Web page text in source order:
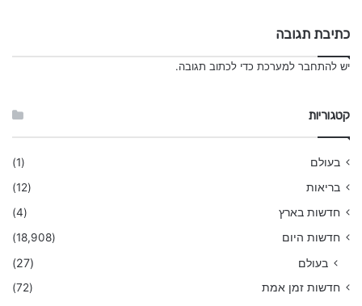
כתיבת תגובה
יש להתחבר למערכת כדי לכתוב תגובה.
קטגוריות
בעולם
(1)
בריאות
(12)
חדשות בארץ
(4)
חדשות היום
(18,908)
בעולם (27)
חדשות זמן אמת (72)